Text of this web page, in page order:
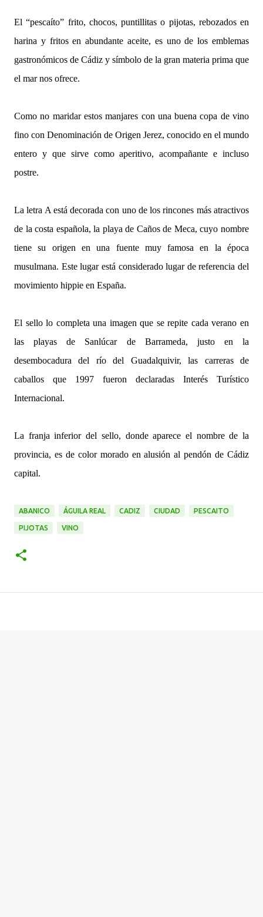
El “pescaíto” frito, chocos, puntillitas o pijotas, rebozados en
harina y fritos en abundante aceite, es uno de los emblemas
gastronómicos de Cádiz y símbolo de la gran materia prima que
el mar nos ofrece.
Como no maridar estos manjares con una buena copa de vino
fino con Denominación de Origen Jerez, conocido en el mundo
entero y que sirve como aperitivo, acompañante e incluso
postre.
La letra A está decorada con uno de los rincones más atractivos
de la costa española, la playa de Caños de Meca, cuyo nombre
tiene su origen en una fuente muy famosa en la época
musulmana. Este lugar está considerado lugar de referencia del
movimiento hippie en España.
El sello lo completa una imagen que se repite cada verano en
las playas de Sanlúcar de Barrameda, justo en la
desembocadura del río del Guadalquivir, las carreras de
caballos que 1997 fueron declaradas Interés Turístico
Internacional.
La franja inferior del sello, donde aparece el nombre de la
provincia, es de color morado en alusión al pendón de Cádiz
capital.
ABANICO ÁGUILA REAL CADIZ CIUDAD PESCAITO
PIJOTAS VINO